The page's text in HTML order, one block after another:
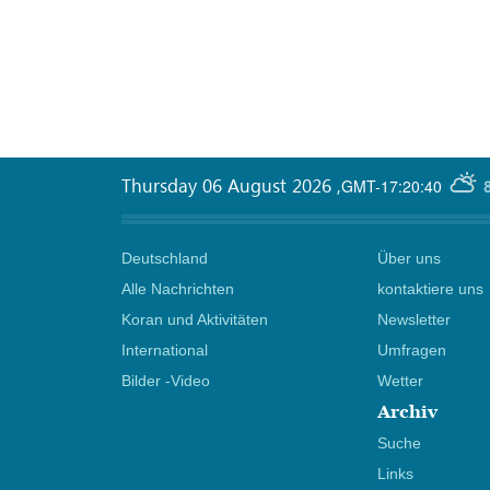
GMT-17:20:40
Thursday 06 August 2026 ,
Deutschland
Alle Nachrichten
Koran und Aktivitäten
International
Bilder -Video
Über uns
kontaktiere uns
Newsletter
Umfragen
Wetter
Archiv
Suche
Links